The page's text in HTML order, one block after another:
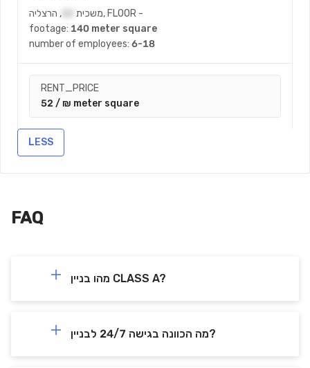
משכית , הרצליה , FLOOR -
footage: 140 meter square
number of employees: 6-18
RENT_PRICE
52 / ₪ meter square
LESS
FAQ
מהו בניין CLASS A?
מה הכוונה בגישה 24/7 לבניין?